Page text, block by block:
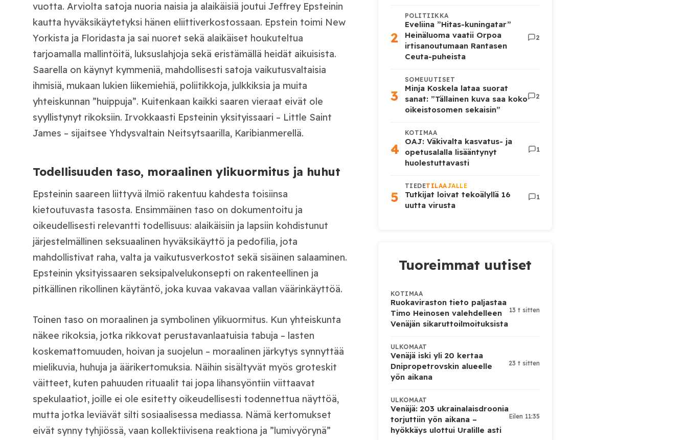
vuotta. Arviolta satoja nuoria naisia ja alaikäisiä joutui Jeffrey Epsteinin
kautta hyväksikäytetyksi hänen eliittiverkostossaan. Epstein toimi New
Yorkista ja Floridasta ja sai nuoret sekä alaikäiset houkuteltua
tarjoamalla mallintöitä, luksuslahjoja sekä eristämällä heidät aikuisista.
Saarella on käynyt kymmeniä, mahdollisesti satoja vaikutusvaltaisia
ihmisiä, mukaan lukien liikemiehiä, poliitikkoja, julkkiksia ja muita
yhteiskunnan ”huippuja”. Kuitenkaan kaikki saaren vieraat eivät ole
syyllistynyt rikoksiin. Irvokkaasti Epsteinin yksityissaari – Little Saint
James – sijaitsee Yhdysvaltain Neitsytsaarilla, Karibianmerellä.
Todellisuuden taso, moraalinen ylikuormitus ja huhut
Epsteinin saareen liittyvä ilmiö rakentuu kahdesta toisiinsa
kietoutuvasta tasosta. Ensimmäinen taso on dokumentoitu ja
oikeudellisesti relevantti todellisuus: alaikäisiin ja lapsiin kohdistunut
järjestelmällinen seksuaalinen hyväksikäyttö ja pedofilia, jota
mahdollistivat raha, valta ja vaikutusverkostot sekä sisäinen salaaminen.
Epsteinin yksityissaaren seksipalvelukonsepti on rakenteellinen ja
pitkällinen rikollinen käytäntö, joka kuvaa vakavaa vallan väärinkäyttöä.
Toinen taso on moraalinen ja symbolinen ylikuormitus. Kun yhteiskunta
näkee rikoksia, jotka rikkovat perustavanlaatuisia tabuja – lasten
koskemattomuuden, hoivan ja suojelun – moraalinen järkytys synnyttää
mielikuvia, huhuja ja äärikertomuksia. Näihin sisältyvät myös groteskit
väitteet, kuten pahuuden rituaalit tai jopa lihansyöntiin viittaavat
spekulaatiot, joille ei ole esitetty oikeudellisesti todennettua näyttöä,
mutta jotka leviävät silti sosiaalisessa mediassa. Nämä kertomukset
eivät synny tyhjiössä, vaan kollektiivisena reaktiona ja ”lumivyörynä”
2
POLITIIKKA
Eveliina ”Hitas-kuningatar”
Heinäluoma vaatii Orpoa
irtisanoutumaan Rantasen
Ceuta-puheista
2
3
SOMEUUTISET
Minja Koskela lataa suorat
sanat: ”Tällainen kuva saa koko
oikeistosomen sekaisin”
2
4
KOTIMAA
OAJ: Väkivalta kasvatus- ja
opetusalalla lisääntynyt
huolestuttavasti
1
5
TIEDETILAAJALLE
Tutkijat loivat tekoälyllä 16
uutta virusta
1
Tuoreimmat uutiset
KOTIMAA
Ruokaviraston tieto paljastaa
Timo Heinosen valehdelleen
Venäjän sikaruttoilmoituksista
13 t sitten
ULKOMAAT
Venäjä iski yli 20 kertaa
Dnipropetrovskin alueelle
yön aikana
23 t sitten
ULKOMAAT
Venäjä: 203 ukrainalaisdroonia
torjuttiin yön aikana –
hyökkäys ulottui Uralille asti
Eilen 11:35